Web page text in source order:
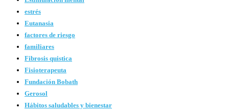
estrés
Eutanasia
factores de riesgo
familiares
Fibrosis quistica
Fisioterapeuta
Fundación Bobath
Gerosol
Hábitos saludables y bienestar